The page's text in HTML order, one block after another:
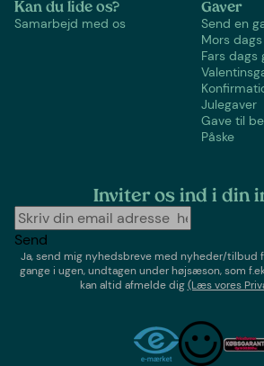
Kan du lide os?
Samarbejd med os
Gaver
Send en
Mors
Fars dags
Julegaver
Gave til
Påske
Inviter os ind i din
Send
Ja, send mig nyhedsbreve med nyheder/tilbud
gange i ugen,undtagen under højsæson, som
kan altid afmelde dig(Læs vores